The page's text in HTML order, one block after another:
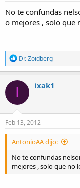
No te confundas
o mejores , solo que
R
e
a
c
o
n
s
Dr. Zoidberg
I ixak1
Feb 13, 2012
AntonioAA dijo:
No te confundas
mejores , solo que no